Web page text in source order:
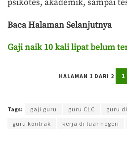
psikotes, akademik, sampai
Baca Halaman Selanjutnya
Gaji naik 10 kali lipat belum
HALAMAN 1 DARI 2 1
Tags: gaji guru guru CLC
guru
guru kontrak
kerja di luar negeri